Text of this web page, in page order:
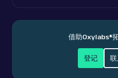
借助Oxylabs®
登记